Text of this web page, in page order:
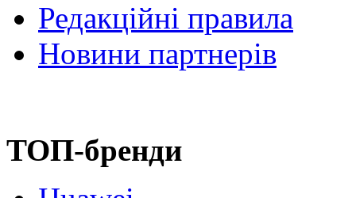
Редакційні правила
Новини партнерів
ТОП-бренди